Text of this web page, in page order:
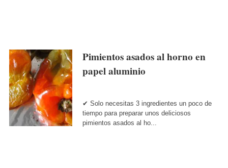
Pimientos asados al horno en
papel aluminio
✔ Solo necesitas 3 ingredientes un poco de
tiempo para preparar unos deliciosos
pimientos asados al ho...